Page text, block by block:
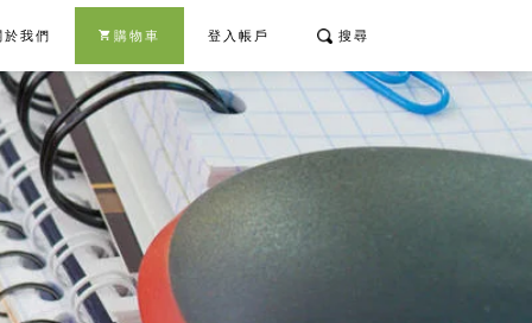
於我們 購物車 登入帳戶 搜尋